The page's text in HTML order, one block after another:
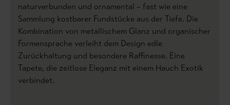
naturverbunden und ornamental – fast wie eine
Sammlung kostbarer Fundstücke aus der Tiefe. Die
Kombination von metallischem Glanz und organischer
Formensprache verleiht dem Design edle
Zurückhaltung und besondere Raffinesse. Eine
Tapete, die zeitlose Eleganz mit einem Hauch Exotik
verbindet.